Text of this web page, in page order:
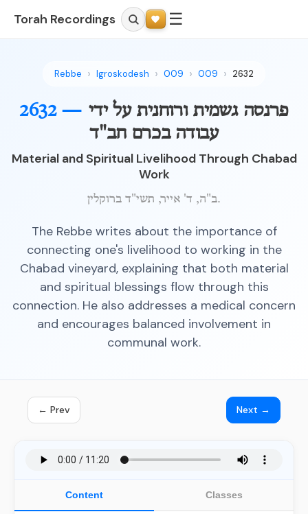
Torah Recordings ☰
Rebbe Igroskodesh 009 009 2632
2632 — פרנסה גשמית ורוחנית על ידי
עבודה בכרם חב"ד
Material and Spiritual Livelihood Through Chabad
Work
ב"ה, ד' אייר, תשי"ד ברוקלין.
The Rebbe writes about the importance of
connecting one's livelihood to working in the
Chabad vineyard, explaining that both material
and spiritual blessings flow through this
connection. He also addresses a medical concern
and encourages balanced involvement in
communal work.
← Prev Next →
Content Classes